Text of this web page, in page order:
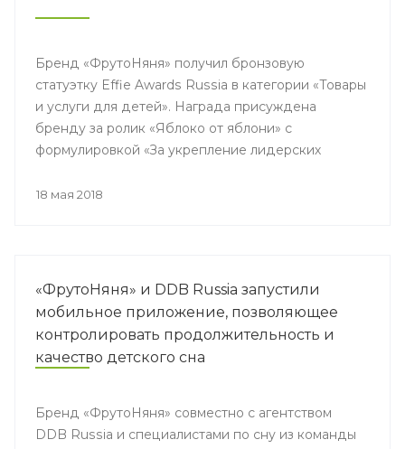
Бренд «ФрутоНяня» получил бронзовую
статуэтку Effie Awards Russia в категории «Товары
и услуги для детей». Награда присуждена
бренду за ролик «Яблоко от яблони» с
формулировкой «За укрепление лидерских
соков».
18 мая 2018
«ФрутоНяня» и DDB Russia запустили
мобильное приложение, позволяющее
контролировать продолжительность и
качество детского сна
Бренд «ФрутоНяня» совместно с агентством
DDB Russia и специалистами по сну из команды